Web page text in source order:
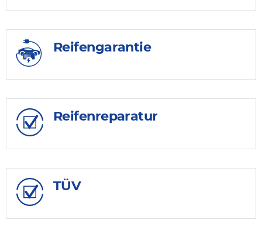
Reifengarantie
Reifenreparatur
TÜV